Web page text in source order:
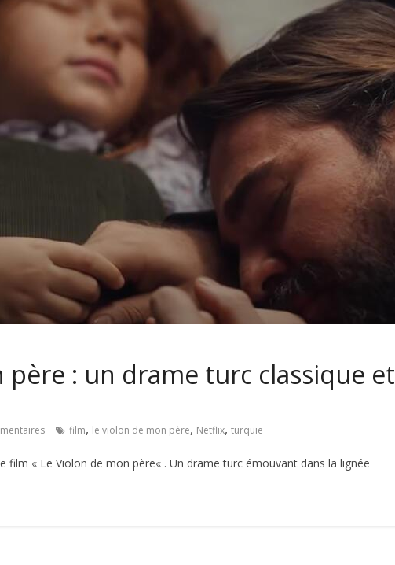
père : un drame turc classique et
film, le violon de mon père, Netflix, turquie
film « Le Violon de mon père« . Un drame turc émouvant dans la lignée